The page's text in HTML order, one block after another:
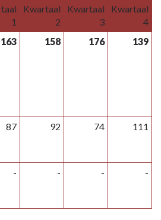
1
Kwartaal
2
Kwartaal
3
Kwartaal
4
163 158 176 139
87 92 74 111
- - - -